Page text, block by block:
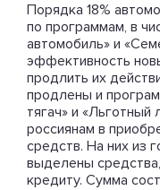
Порядка 18%
по программам, в
автомобиль» и
эффективность
продлить их
продлены и
тягач» и «Льготный
россиянам в
средств. На них из
выделены
кредиту. Сумма